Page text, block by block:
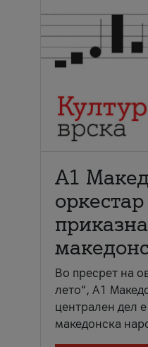
А1
Во пресрет на
лето“, А1
централен дел
македонска